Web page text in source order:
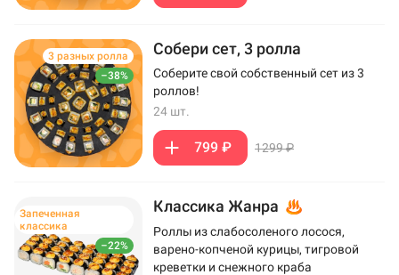
–38%
3 разных ролла Собери сет, 3 ролла
Соберите свой собственный сет из 3
роллов!
24 шт.
799 ₽ 1299 ₽
–22%
Запеченная
классика
Классика Жанра
Роллы из слабосоленого лосося,
варено-копченой курицы, тигровой
креветки и снежного краба